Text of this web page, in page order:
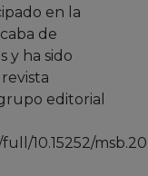
en la
de
y ha sido
editorial
10.15252/